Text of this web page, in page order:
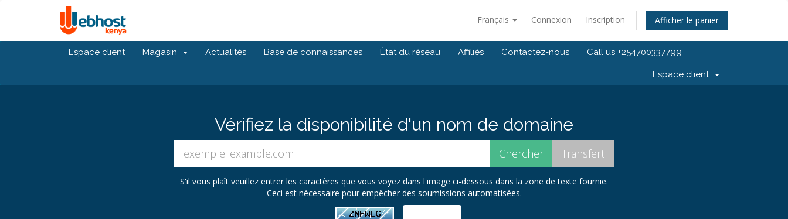
Français Connexion Inscription Afficher le panier
Espace client Magasin Actualités Base de connaissances État du réseau Affiliés Contactez-nous Call us +254700337799
Espace client
Vérifiez la disponibilité d'un nom de domaine
S'il vous plaît veuillez entrer les caractères que vous voyez dans l'image ci-dessous dans la zone de texte fournie.
Ceci est nécessaire pour empêcher des soumissions automatisées.